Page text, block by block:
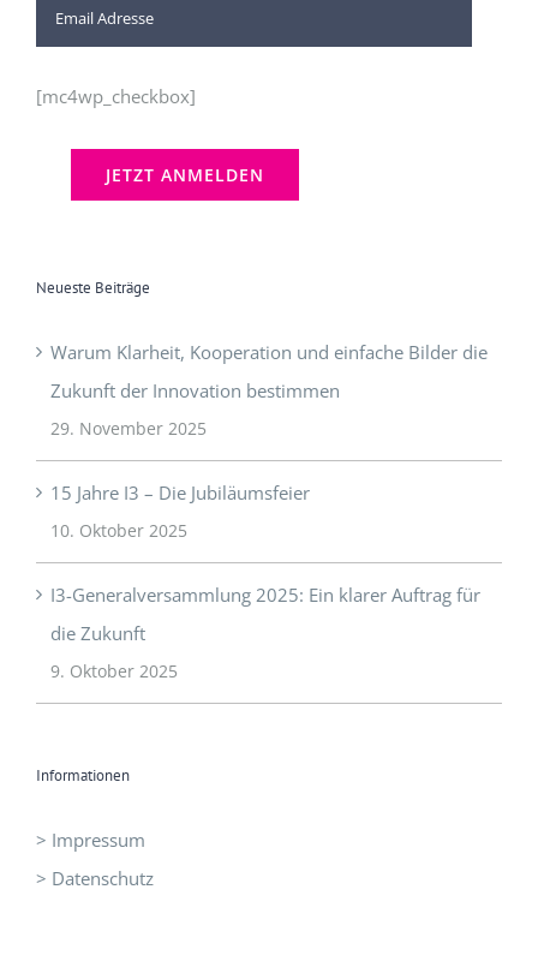
[mc4wp_checkbox]
Neueste Beiträge
Warum Klarheit, Kooperation und einfache Bilder die
Zukunft der Innovation bestimmen
29. November 2025
15 Jahre I3 – Die Jubiläumsfeier
10. Oktober 2025
I3-Generalversammlung 2025: Ein klarer Auftrag für
die Zukunft
9. Oktober 2025
Informationen
> Impressum
> Datenschutz